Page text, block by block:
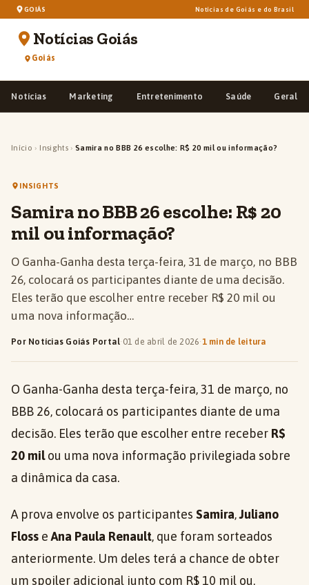
GOIÁS Notícias de Goiás e do Brasil
Notícias Goiás
Goiás
Notícias Marketing Entretenimento Saúde Geral
Início › Insights › Samira no BBB 26 escolhe: R$ 20 mil ou informação?
INSIGHTS
Samira no BBB 26 escolhe: R$ 20
mil ou informação?
O Ganha-Ganha desta terça-feira, 31 de março, no BBB
26, colocará os participantes diante de uma decisão.
Eles terão que escolher entre receber R$ 20 mil ou
uma nova informação…
Por Notícias Goiás Portal· 01 de abril de 2026·1 min de leitura
O Ganha-Ganha desta terça-feira, 31 de março, no
BBB 26, colocará os participantes diante de uma
decisão. Eles terão que escolher entre receber R$
20 milou uma nova informação privilegiada sobre
a dinâmica da casa.
A prova envolve os participantes Samira,Juliano
Floss eAna Paula Renault, que foram sorteados
anteriormente. Um deles terá a chance de obter
um spoiler adicional junto com R$ 10 mil ou,